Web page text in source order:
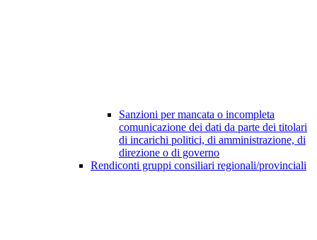
Sanzioni per mancata o incompleta
comunicazione dei dati da parte dei titolari
di incarichi politici, di amministrazione, di
direzione o di governo
Rendiconti gruppi consiliari regionali/provinciali